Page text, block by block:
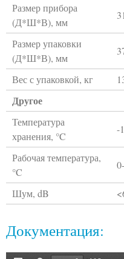
Размер прибора
(Д*Ш*В), мм
Размер упаковки
(Д*Ш*В), мм
Вес с упаковкой, кг
Другое
Температура
хранения, °C
-
Рабочая температура,
°C
Шум, dB
Документация: